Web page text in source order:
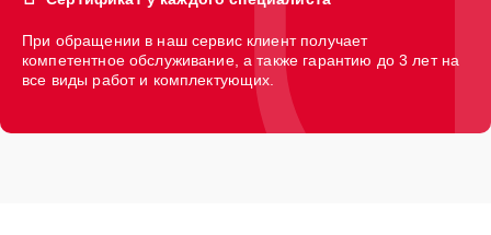
При обращении в наш сервис клиент получает
компетентное обслуживание, а также гарантию до 3 лет на
все виды работ и комплектующих.